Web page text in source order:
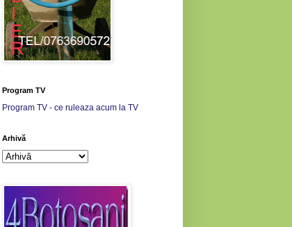
Program TV
Program TV - ce ruleaza acum la TV
Arhivă